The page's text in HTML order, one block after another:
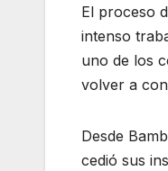
El proceso
intenso
uno de los
volver a
Desde
cedió sus